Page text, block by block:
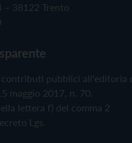
– 38122 Trento
contributi pubblici all'editoria
maggio 2017, n. 70.
lettera f) del comma 2
Lgs.